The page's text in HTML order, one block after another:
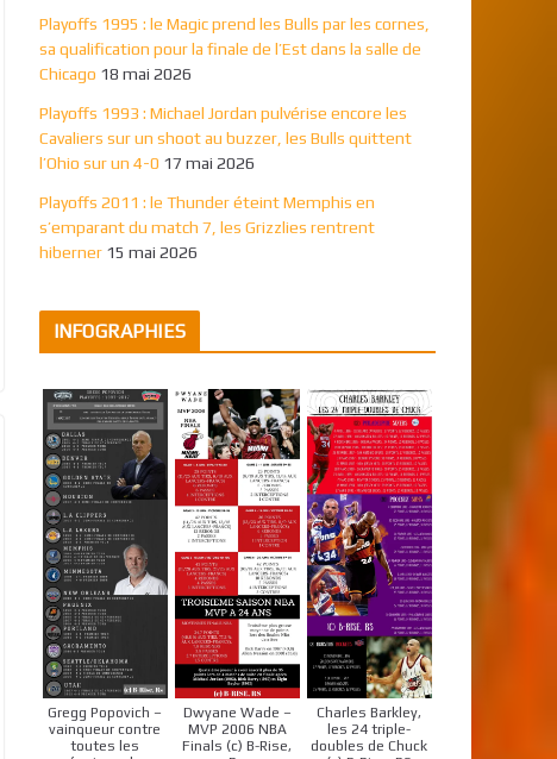
Playoffs 1995 : le Magic prend les Bulls par les cornes,
sa qualification pour la finale de l’Est dans la salle de
Chicago 18 mai 2026
Playoffs 1993 : Michael Jordan pulvérise encore les
Cavaliers sur un shoot au buzzer, les Bulls quittent
l’Ohio sur un 4-0 17 mai 2026
Playoffs 2011 : le Thunder éteint Memphis en
s’emparant du match 7, les Grizzlies rentrent
hiberner 15 mai 2026
INFOGRAPHIES
Gregg Popovich –
vainqueur contre
toutes les
Dwyane Wade –
MVP 2006 NBA
Finals (c) B-Rise,
Charles Barkley,
les 24 triple-
doubles de Chuck